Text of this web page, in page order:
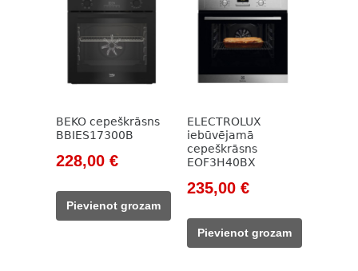
BEKO cepeškrāsns
BBIES17300B
Original
was:
785,00 €.
228,00 €Current
228,00 €.
Pievienot grozam
ELECTROLUX
iebūvējamā
cepeškrāsns
EOF3H40BX
Original
was:
338,00 €.
235,00 €Current
235,00 €.
Pievienot grozam